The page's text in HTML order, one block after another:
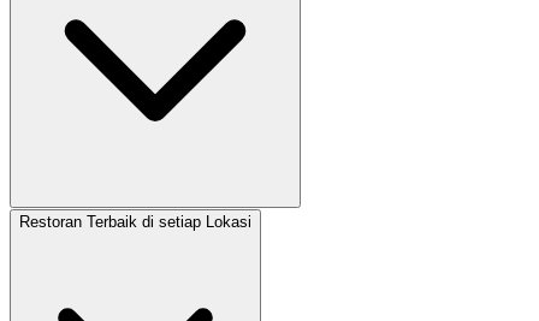
Restoran Terbaik di setiap Lokasi